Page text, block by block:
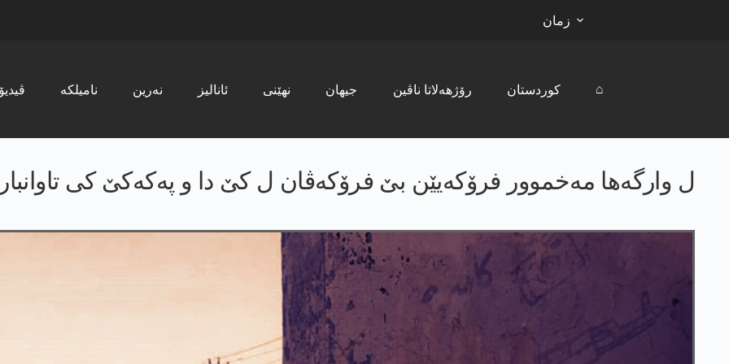
زمان
ڤیدیۆ نامیلکە نەرین ئانالیز نھێنی جیھان رۆژھەلاتا ناڤین کوردستان ⌂
ل وارگەھا مەخموور فرۆکەیێن بێ فرۆکەڤان ل کێ دا و پەکەکێ کی